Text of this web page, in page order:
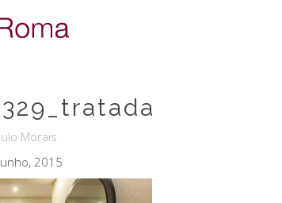
Morais
2015